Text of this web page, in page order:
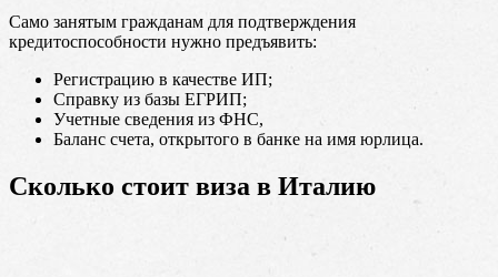
Само занятым гражданам для подтверждения
кредитоспособности нужно предъявить:
Регистрацию в качестве ИП;
Справку из базы ЕГРИП;
Учетные сведения из ФНС,
Баланс счета, открытого в банке на имя юрлица.
Сколько стоит виза в Италию